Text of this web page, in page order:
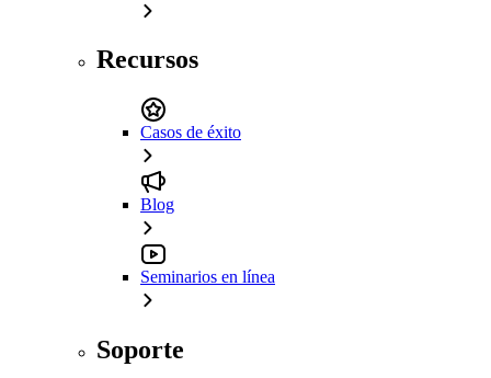
Recursos
Casos de éxito
Blog
Seminarios en línea
Soporte